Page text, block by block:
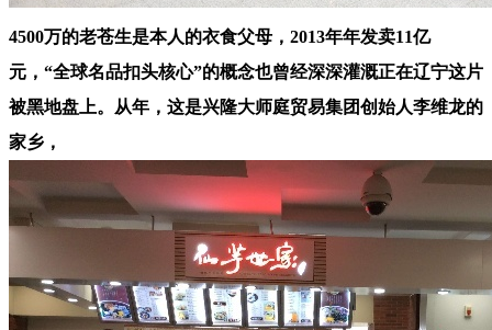
4500万的老苍生是本人的衣食父母，2013年年发卖11亿
元，“全球名品扣头核心”的概念也曾经深深灌溉正在辽宁这片
被黑地盘上。从年，这是兴隆大师庭贸易集团创始人李维龙的
家乡，